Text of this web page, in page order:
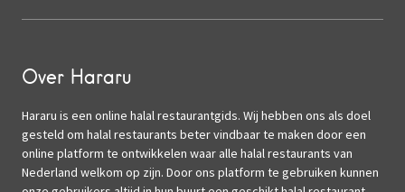
Over Hararu
Hararu is een online halal restaurantgids. Wij hebben ons als doel
gesteld om halal restaurants beter vindbaar te maken door een
online platform te ontwikkelen waar alle halal restaurants van
Nederland welkom op zijn. Door ons platform te gebruiken kunnen